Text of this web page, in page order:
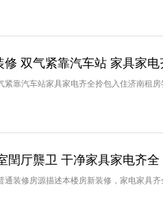
修 双气紧靠汽车站 家具家电
紧靠汽车站家具家电齐全拎包入住济南租
閏厅龒卫 干净家具家电齐全
通装修房源描述本楼房新装修，家电家具